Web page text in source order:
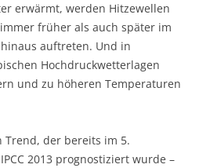
erwärmt, werden Hitzewellen
früher als auch später im
auftreten. Und in
Hochdruckwetterlagen
und zu höheren Temperaturen
Trend, der bereits im 5.
2013 prognostiziert wurde –